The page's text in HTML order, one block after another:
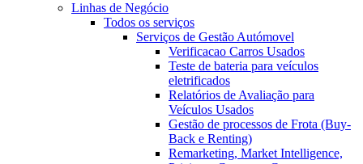
Linhas de Negócio
Todos os serviços
Serviços de Gestão Autómovel
Verificacao Carros Usados
Teste de bateria para veículos
eletrificados
Relatórios de Avaliação para
Veículos Usados
Gestão de processos de Frota (Buy-
Back e Renting)
Remarketing, Market Intelligence,